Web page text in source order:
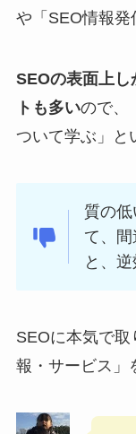
や「SEO情報発
SEOの表面上し
トも多いので、
ついて学ぶ」と
質の
て、
と、
SEOに本気で
報・サービス」